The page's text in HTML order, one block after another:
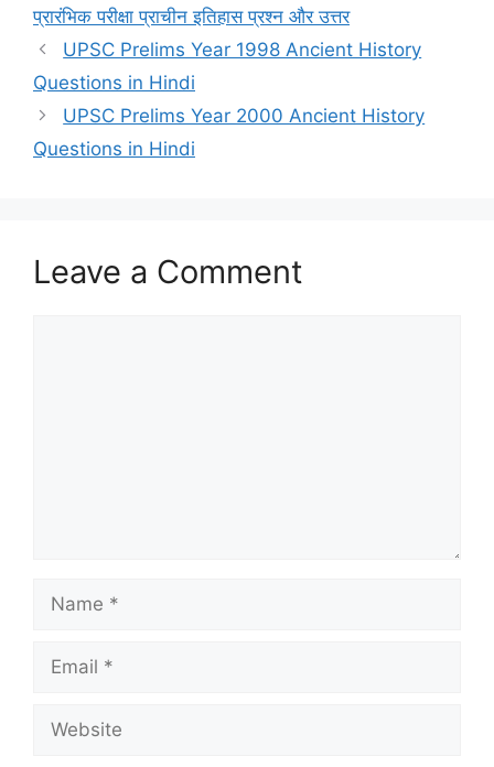
प्रारंभिक परीक्षा प्राचीन इतिहास प्रश्न और उत्तर
UPSC Prelims Year 1998 Ancient History
Questions in Hindi
UPSC Prelims Year 2000 Ancient History
Questions in Hindi
Leave a Comment